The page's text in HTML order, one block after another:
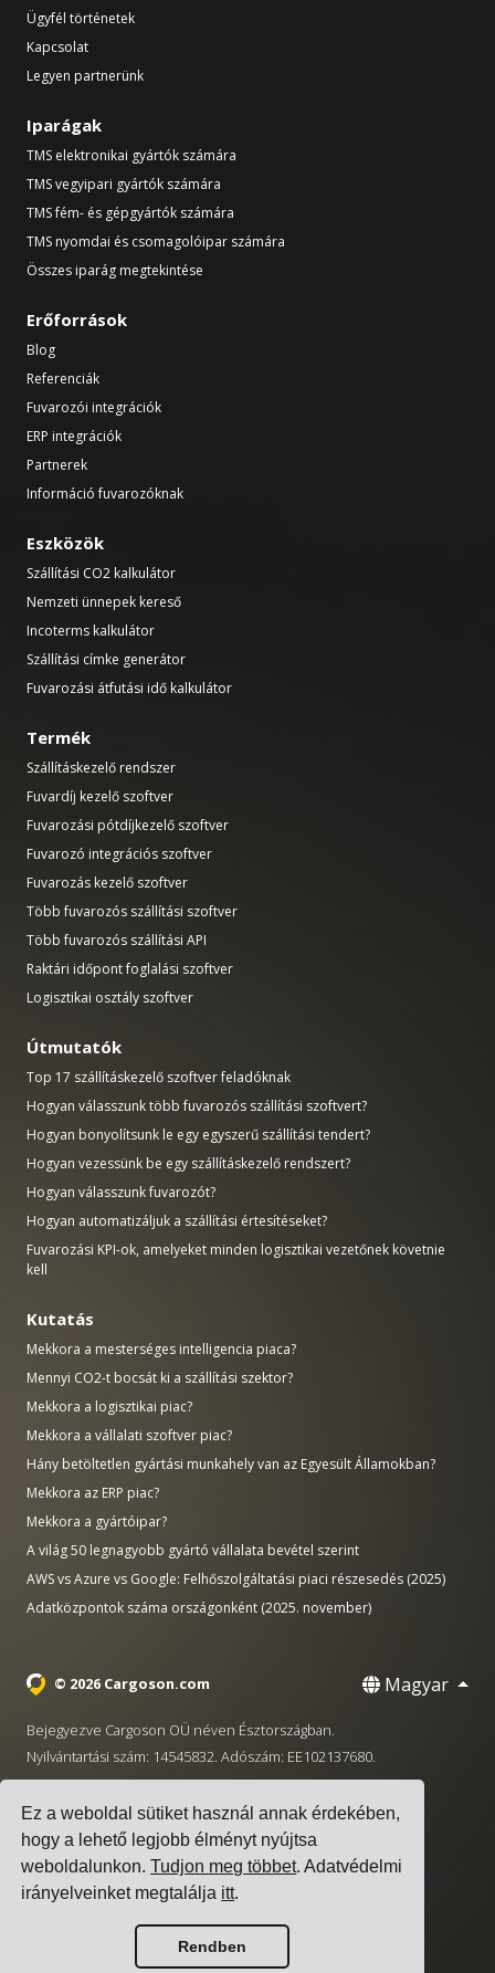
Ez a weboldal sütiket használ annak érdekében,
hogy a lehető legjobb élményt nyújtsa
weboldalunkon.Tudjon meg többet. Adatvédelmi
irányelveinket megtalálja itt.
Rendben
Ügyfél történetek
Kapcsolat
Legyen partnerünk
Iparágak
TMS elektronikai gyártók számára
TMS vegyipari gyártók számára
TMS fém- és gépgyártók számára
TMS nyomdai és csomagolóipar számára
Összes iparág megtekintése
Erőforrások
Blog
Referenciák
Fuvarozói integrációk
ERP integrációk
Partnerek
Információ fuvarozóknak
Eszközök
Szállítási CO2 kalkulátor
Nemzeti ünnepek kereső
Incoterms kalkulátor
Szállítási címke generátor
Fuvarozási átfutási idő kalkulátor
Termék
Szállításkezelő rendszer
Fuvardíj kezelő szoftver
Fuvarozási pótdíjkezelő szoftver
Fuvarozó integrációs szoftver
Fuvarozás kezelő szoftver
Több fuvarozós szállítási szoftver
Több fuvarozós szállítási API
Raktári időpont foglalási szoftver
Logisztikai osztály szoftver
Útmutatók
Top 17 szállításkezelő szoftver feladóknak
Hogyan válasszunk több fuvarozós szállítási szoftvert?
Hogyan bonyolítsunk le egy egyszerű szállítási tendert?
Hogyan vezessünk be egy szállításkezelő rendszert?
Hogyan válasszunk fuvarozót?
Hogyan automatizáljuk a szállítási értesítéseket?
Fuvarozási KPI-ok, amelyeket minden logisztikai vezetőnek követnie
kell
Kutatás
Mekkora a mesterséges intelligencia piaca?
Mennyi CO2-t bocsát ki a szállítási szektor?
Mekkora a logisztikai piac?
Mekkora a vállalati szoftver piac?
Hány betöltetlen gyártási munkahely van az Egyesült Államokban?
Mekkora az ERP piac?
Mekkora a gyártóipar?
A világ 50 legnagyobb gyártó vállalata bevétel szerint
AWS vs Azure vs Google: Felhőszolgáltatási piaci részesedés (2025)
Adatközpontok száma országonként (2025. november)
© 2026 Cargoson.com Magyar
Bejegyezve Cargoson OÜ néven Észtországban.
Nyilvántartási szám: 14545832. Adószám: EE102137680.
+372 5555 0028· hello@cargoson.com
Szolgáltatási Feltételek|Adatvédelmi Szabályzat
Süti
szabályzat